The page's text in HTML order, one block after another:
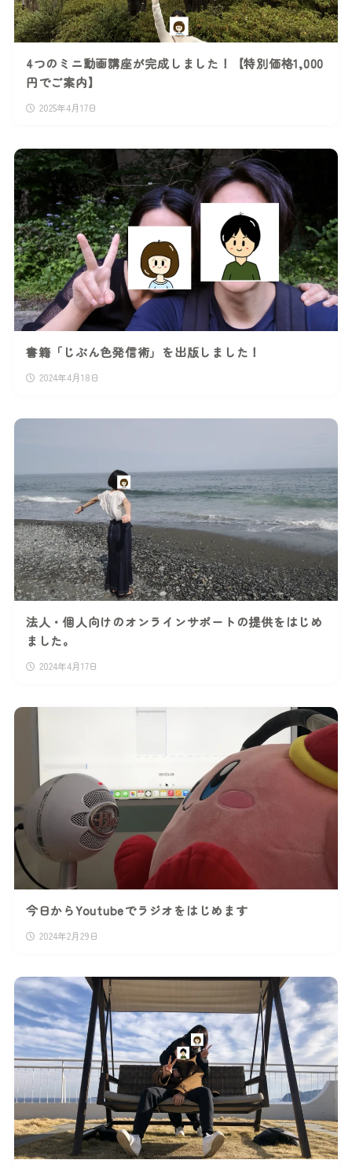
4つのミニ動画講座が完成しました！【特別価格1,000
円でご案内】
2025年4月17日
書籍「じぶん色発信術」を出版しました！
2024年4月18日
法人・個人向けのオンラインサポートの提供をはじめ
ました。
2024年4月17日
今日からYoutubeでラジオをはじめます
2024年2月29日